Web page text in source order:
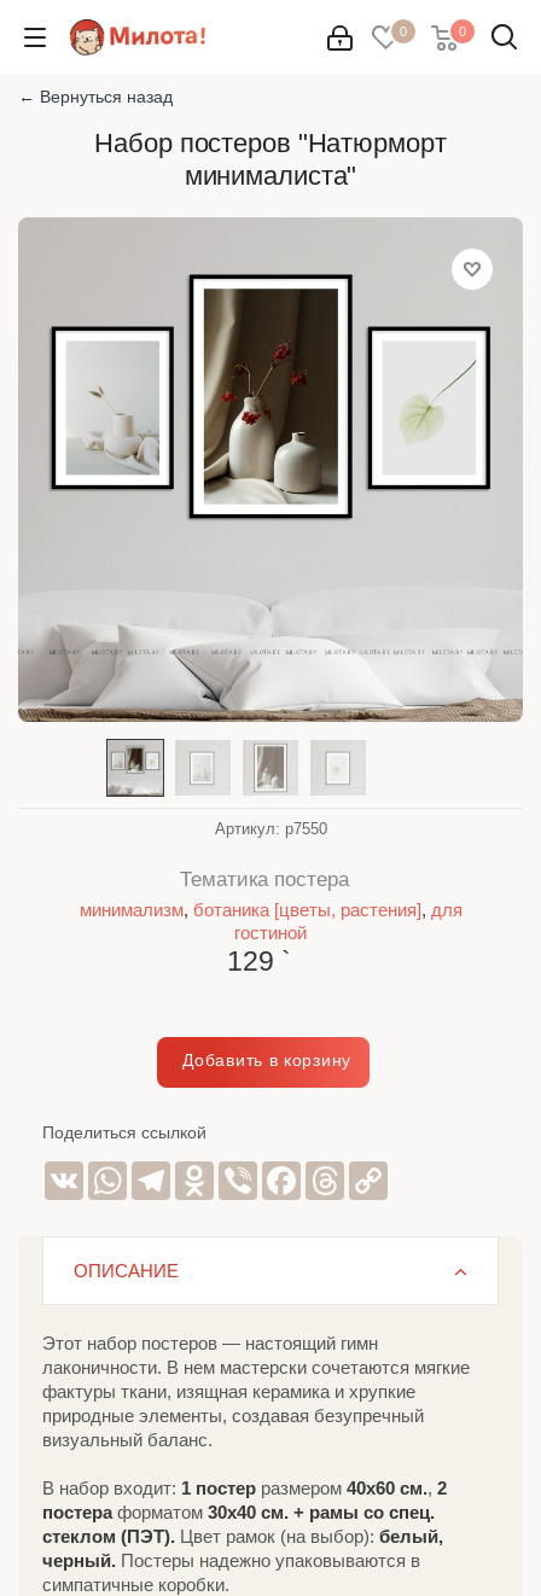
0 0
← Вернуться назад
Набор постеров "Натюрморт
минималиста"
Артикул: p7550
Тематика постера
минимализм, ботаника [цветы, растения], для
гостиной
129 `
Поделиться ссылкой
VK WhatsAppTelegramOdnoklassniki
Viber Facebook
Threads
ОПИСАНИЕ
Этот набор постеров — настоящий гимн
лаконичности. В нем мастерски сочетаются мягкие
фактуры ткани, изящная керамика и хрупкие
природные элементы, создавая безупречный
визуальный баланс.
В набор входит: 1 постер размером 40х60 см., 2
постераформатом 30х40 см. + рамы со спец.
стеклом (ПЭТ). Цвет рамок (на выбор): белый,
черный. Постеры надежно упаковываются в
симпатичные коробки.